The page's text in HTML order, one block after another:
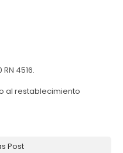
4516.
al restablecimiento
Post